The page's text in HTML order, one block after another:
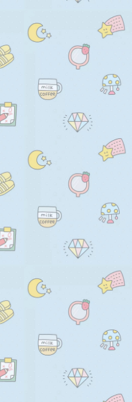
//
//     );
//
//
//
//     );
//
//   }
// },
//
//   // 绘
//   for (let
//
);
0,
0,
);
// 绘制文